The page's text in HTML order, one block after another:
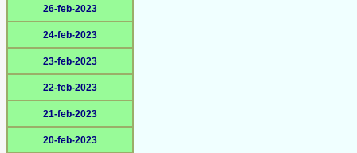
26-feb-2023
24-feb-2023
23-feb-2023
22-feb-2023
21-feb-2023
20-feb-2023